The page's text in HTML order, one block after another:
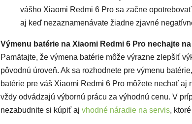
vášho Xiaomi Redmi 6 Pro sa začne
aj keď nezaznamenávate žiadne zjavné
Výmenu batérie na Xiaomi Redmi 6 Pro nechajte
Pamätajte, že výmena batérie môže výrazne zlepšiť
pôvodnú úroveň. Ak sa rozhodnete pre výmenu
batérie pre váš Xiaomi Redmi 6 Pro môžete nechať
vždy odvádzajú výbornú prácu za výhodnú cenu. V
nezabudnite si kúpiť aj vhodné náradie na servis,